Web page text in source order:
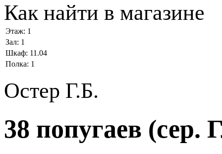
Как найти в магазине
Этаж: 1
Зал: 1
Шкаф: 11.04
Полка: 1
Остер Г.Б.
38 попугаев (сер.